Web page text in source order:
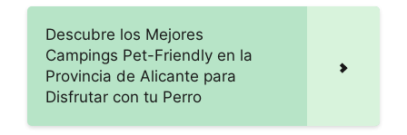
Descubre los Mejores
Campings Pet-Friendly en la
Provincia de Alicante para
Disfrutar con tu Perro